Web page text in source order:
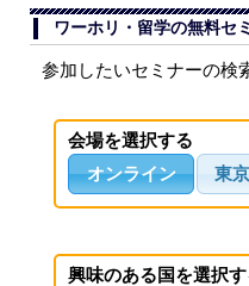
ワーホリ・留学の無料セ
参加したいセミナーの検
会場を選択する
オンライン
東京
興味のある国を選択す